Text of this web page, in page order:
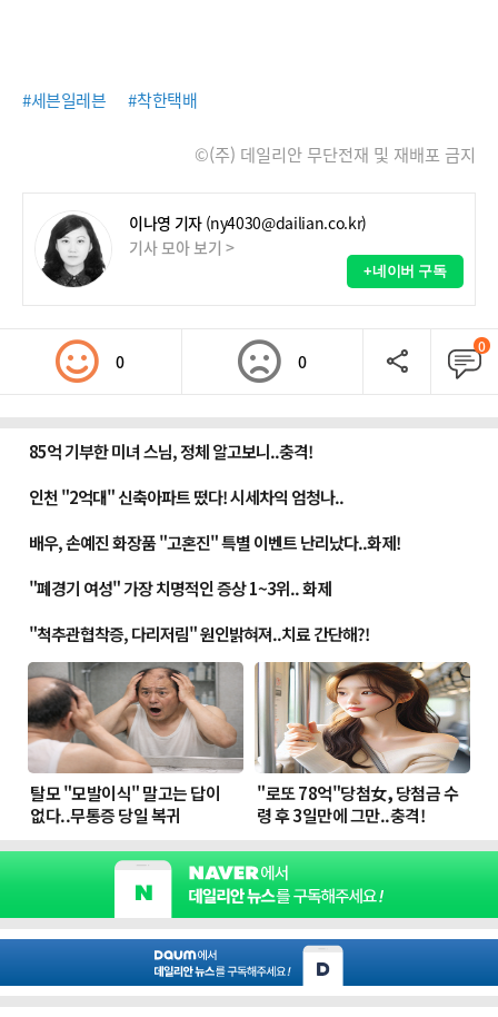
#세븐일레븐 #착한택배
©(주) 데일리안 무단전재 및 재배포 금지
이나영 기자 (ny4030@dailian.co.kr)
기사 모아 보기 >
+네이버 구독
0 0
0